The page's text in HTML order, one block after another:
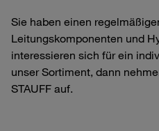
Sie haben einen
Leitungskomponenten und
interessieren sich für ein
unser Sortiment, dann
STAUFF auf.